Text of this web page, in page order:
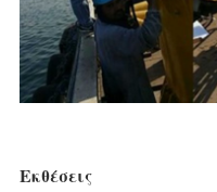
Εκθέσεις